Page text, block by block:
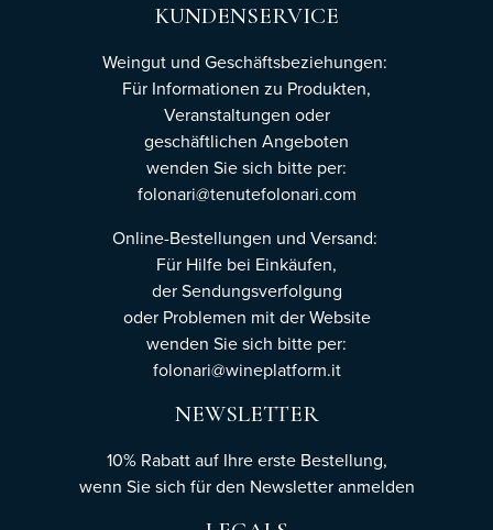
KUNDENSERVICE
Weingut und Geschäftsbeziehungen:
Für Informationen zu Produkten,
Veranstaltungen oder
geschäftlichen Angeboten
wenden Sie sich bitte per:
folonari@tenutefolonari.com
Online-Bestellungen und Versand:
Für Hilfe bei Einkäufen,
der Sendungsverfolgung
oder Problemen mit der Website
wenden Sie sich bitte per:
folonari@wineplatform.it
NEWSLETTER
10% Rabatt auf Ihre erste Bestellung,
wenn Sie sich für den Newsletteranmelden